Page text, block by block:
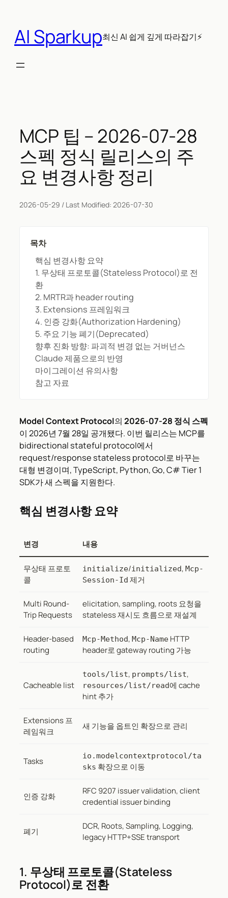
AI Sparkup최신 AI 쉽게 깊게 따라잡기⚡
MCP 팁 – 2026-07-28
스펙 정식 릴리스의 주
요 변경사항 정리
2026-05-29 / Last Modified: 2026-07-30
목차
핵심 변경사항 요약
1. 무상태 프로토콜(Stateless Protocol)로 전
환
2. MRTR과 header routing
3. Extensions 프레임워크
4. 인증 강화(Authorization Hardening)
5. 주요 기능 폐기(Deprecated)
향후 진화 방향: 파괴적 변경 없는 거버넌스
Claude 제품으로의 반영
마이그레이션 유의사항
참고 자료
Model Context Protocol의 2026-07-28 정식 스펙
이 2026년 7월 28일 공개됐다. 이번 릴리스는 MCP를
bidirectional stateful protocol에서
request/response stateless protocol로 바꾸는
대형 변경이며, TypeScript, Python, Go, C# Tier 1
SDK가 새 스펙을 지원한다.
핵심 변경사항 요약
변경 내용
무상태 프로토
콜
initialize/initialized, Mcp-
Session-Id 제거
Multi Round-
Trip Requests
elicitation, sampling, roots 요청을
stateless 재시도 흐름으로 재설계
Header-based
routing
Mcp-Method, Mcp-Name HTTP
header로 gateway routing 가능
Cacheable list
tools/list, prompts/list,
resources/list/read에 cache
hint 추가
Extensions 프
레임워크
새 기능을 옵트인 확장으로 관리
Tasks
io.modelcontextprotocol/ta
sks 확장으로 이동
인증 강화
RFC 9207 issuer validation, client
credential issuer binding
폐기
DCR, Roots, Sampling, Logging,
legacy HTTP+SSE transport
1. 무상태 프로토콜(Stateless
Protocol)로 전환